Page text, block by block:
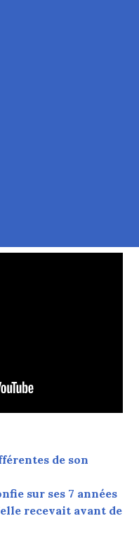
de son
sur ses 7 années
recevait avant de